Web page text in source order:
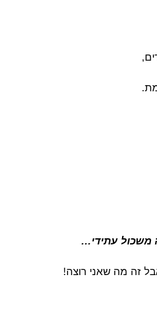
משכול עתידי…
זה מה שאני רוצה!